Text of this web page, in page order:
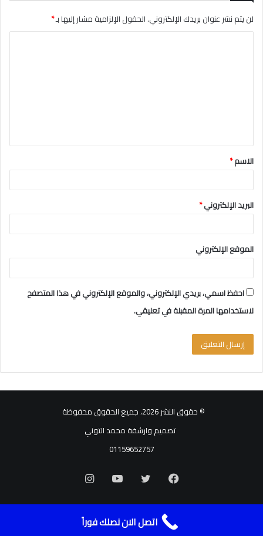
لن يتم نشر عنوان بريدك الإلكتروني.الحقول الإلزامية مشار إليها بـ*
ق
*
الاسم*
البريد الإلكتروني*
الموقع الإلكتروني
احفظ اسمي، بريدي الإلكتروني، والموقع الإلكتروني في هذا المتصفح
لاستخدامها المرة المقبلة في تعليقي.
© حقوق النشر 2026، جميع الحقوق محفوظة
تصميم وارشفة محمد التوني
01159652757
فيسبوك يوتيوبانستقرام
اتصل الان نصلك فوراً